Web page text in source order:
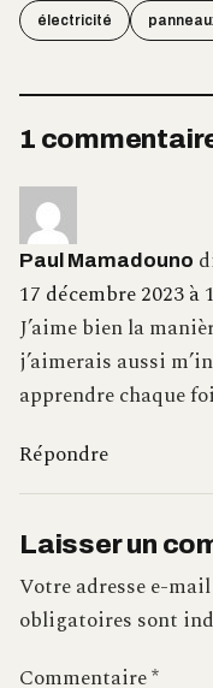
électricité
1
Paul Mamadouno
17 décembre 2023 à
J’aime bien la
j’aimerais aussi
apprendre chaque
Répondre
Laisser un
Votre adresse e-
obligatoires sont
Commentaire*